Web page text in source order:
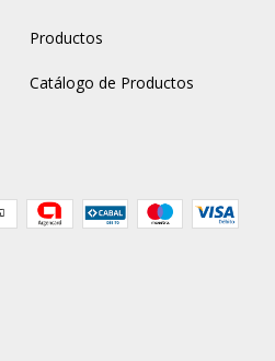
Productos
Catálogo de Productos